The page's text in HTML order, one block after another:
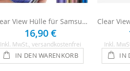
Clear View Hülle für Samsung Galaxy S8 Plus
16,90 €
Inkl. MwSt. , versandkostenfrei
IN DEN WARENKORB
Inkl.
IN